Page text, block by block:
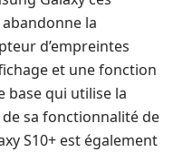
la
d’empreintes
et une fonction
base qui utilise la
sa fonctionnalité de
S10+ est également